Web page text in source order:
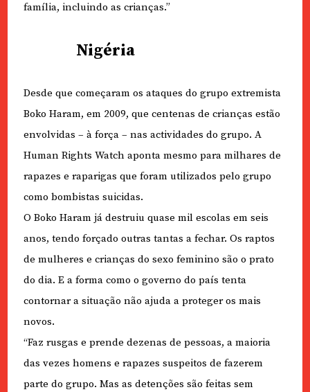
família, incluindo as crianças.”
Nigéria
Desde que começaram os ataques do grupo extremista
Boko Haram, em 2009, que centenas de crianças estão
envolvidas – à força – nas actividades do grupo. A
Human Rights Watch aponta mesmo para milhares de
rapazes e raparigas que foram utilizados pelo grupo
como bombistas suicidas.
O Boko Haram já destruiu quase mil escolas em seis
anos, tendo forçado outras tantas a fechar. Os raptos
de mulheres e crianças do sexo feminino são o prato
do dia. E a forma como o governo do país tenta
contornar a situação não ajuda a proteger os mais
novos.
“Faz rusgas e prende dezenas de pessoas, a maioria
das vezes homens e rapazes suspeitos de fazerem
parte do grupo. Mas as detenções são feitas sem